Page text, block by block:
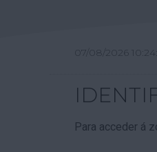
07/08/2026
Para acceder á